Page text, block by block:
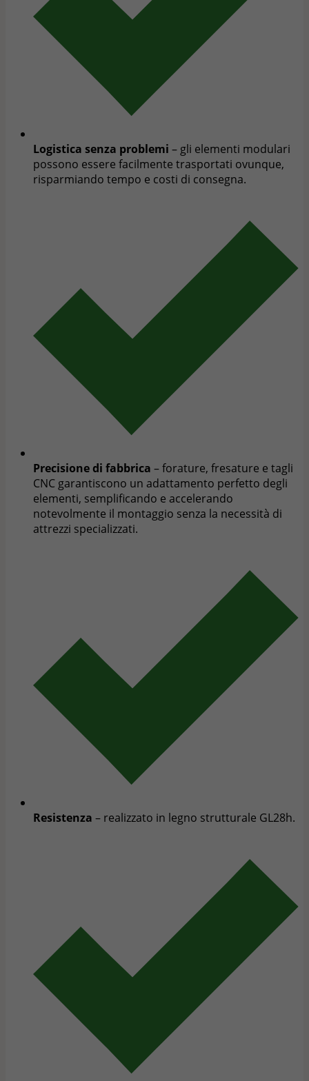
Logistica senza problemi – gli elementi modulari
possono essere facilmente trasportati ovunque,
risparmiando tempo e costi di consegna.
Precisione di fabbrica – forature, fresature e tagli
CNC garantiscono un adattamento perfetto degli
elementi, semplificando e accelerando
notevolmente il montaggio senza la necessità di
attrezzi specializzati.
Resistenza – realizzato in legno strutturale GL28h.